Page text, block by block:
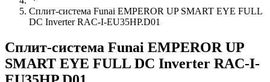
Сплит-система Funai EMPEROR UP SMART EYE FULL
DC Inverter RAC-I-EU35HP.D01
Сплит-система Funai EMPEROR UP
SMART EYE FULL DC Inverter RAC-I-